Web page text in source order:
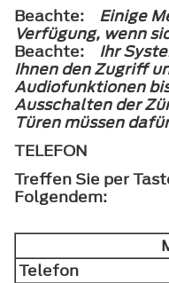
Beachte:
Einige
Verfügung, wenn
Beachte:
Ihr
Ihnen den Zugriff
Audiofunktionen
Ausschalten der
Türen müssen
TELEFON
Treffen Sie per
Folgendem:
Telefon